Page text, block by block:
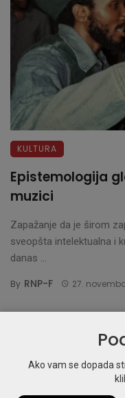
KULTURA
Epistemologija
muzici
Zapažanje da je širom
sveopšta intelektualna i
danas ...
By RNP-F 27.
Ako vam se dopada